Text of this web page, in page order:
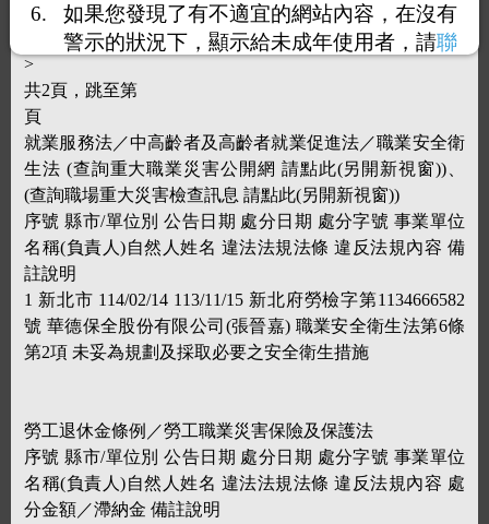
號 華德保全股份有限公司(張晉嘉) 勞動基準法第24條 延
長工作時間未依規定加給工資 40,000
>
共2頁，跳至第
頁
就業服務法／中高齡者及高齡者就業促進法／職業安全衛
生法 (查詢重大職業災害公開網 請點此(另開新視窗))、
(查詢職場重大災害檢查訊息 請點此(另開新視窗))
序號 縣市/單位別 公告日期 處分日期 處分字號 事業單位
名稱(負責人)自然人姓名 違法法規法條 違反法規內容 備
註說明
1 新北市 114/02/14 113/11/15 新北府勞檢字第1134666582
號 華德保全股份有限公司(張晉嘉) 職業安全衛生法第6條
第2項 未妥為規劃及採取必要之安全衛生措施
勞工退休金條例／勞工職業災害保險及保護法
序號 縣市/單位別 公告日期 處分日期 處分字號 事業單位
名稱(負責人)自然人姓名 違法法規法條 違反法規內容 處
分金額／滯納金 備註說明
如果您發現了有不適宜的網站內容，在沒有
警示的狀況下，顯示給未成年使用者，請聯